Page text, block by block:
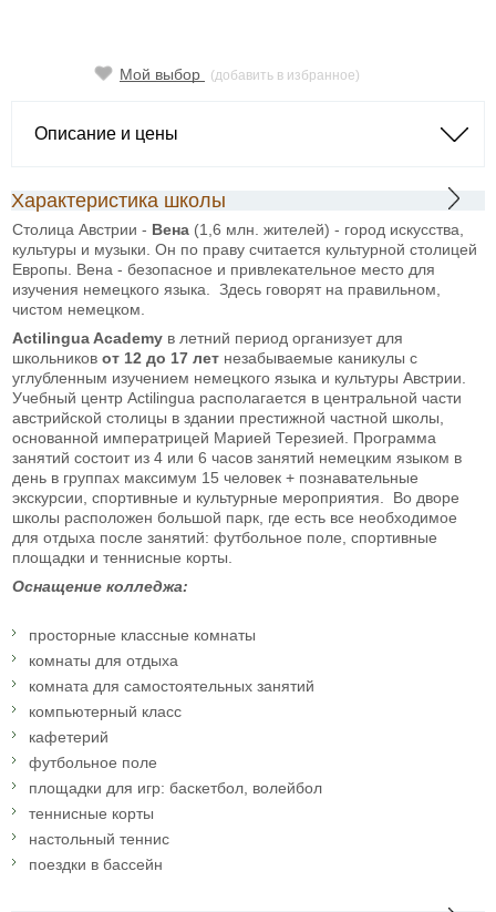
Мой выбор (добавить в избранное)
Описание и цены
Характеристика школы
Столица Австрии - Вена (1,6 млн. жителей) - город искусства,
культуры и музыки. Он по праву считается культурной столицей
Европы. Вена - безопасное и привлекательное место для
изучения немецкого языка. Здесь говорят на правильном,
чистом немецком.
Actilingua Academy в летний период организует для
школьников от 12 до 17 лет незабываемые каникулы с
углубленным изучением немецкого языка и культуры Австрии.
Учебный центр Actilingua располагается в центральной части
австрийской столицы в здании престижной частной школы,
основанной императрицей Марией Терезией. Программа
занятий состоит из 4 или 6 часов занятий немецким языком в
день в группах максимум 15 человек + познавательные
экскурсии, спортивные и культурные мероприятия. Во дворе
школы расположен большой парк, где есть все необходимое
для отдыха после занятий: футбольное поле, спортивные
площадки и теннисные корты.
Оснащение колледжа:
просторные классные комнаты
комнаты для отдыха
комната для самостоятельных занятий
компьютерный класс
кафетерий
футбольное поле
площадки для игр: баскетбол, волейбол
теннисные корты
настольный теннис
поездки в бассейн